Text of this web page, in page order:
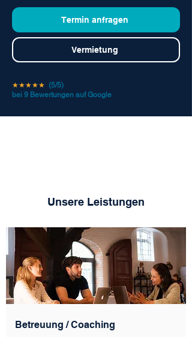
Termin anfragen
Vermietung
★★★★★ (5/5)
bei 9 Bewertungen auf Google
Unsere Leistungen
Betreuung / Coaching